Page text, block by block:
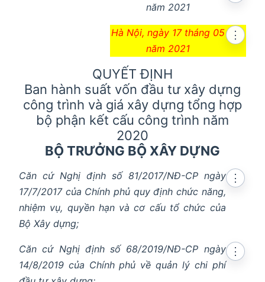
in new window
in new window
năm 2021
Hà Nội, ngày 17 tháng 05
năm 2021
⋮
QUYẾT ĐỊNH
Ban hành suất vốn đầu tư xây dựng
công trình và giá xây dựng tổng hợp
bộ phận kết cấu công trình năm
2020
BỘ TRƯỞNG BỘ XÂY DỰNG
Căn cứ Nghị định số 81/2017/NĐ-CP ngày
17/7/2017 của Chính phủ quy định chức năng,
nhiệm vụ, quyền hạn và cơ cấu tổ chức của
Bộ Xây dựng;
⋮
Căn cứ Nghị định số 68/2019/NĐ-CP ngày
14/8/2019 của Chính phủ về quản lý chi phí
⋮